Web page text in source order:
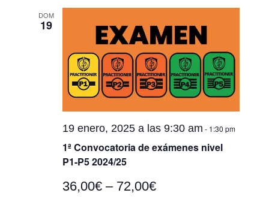
DOM
19
1ª Convocatoria de exámenes nivel
P1-P5 2024/25
19 enero, 2025 a las 9:30 am - 1:30 pm
36,00€ – 72,00€